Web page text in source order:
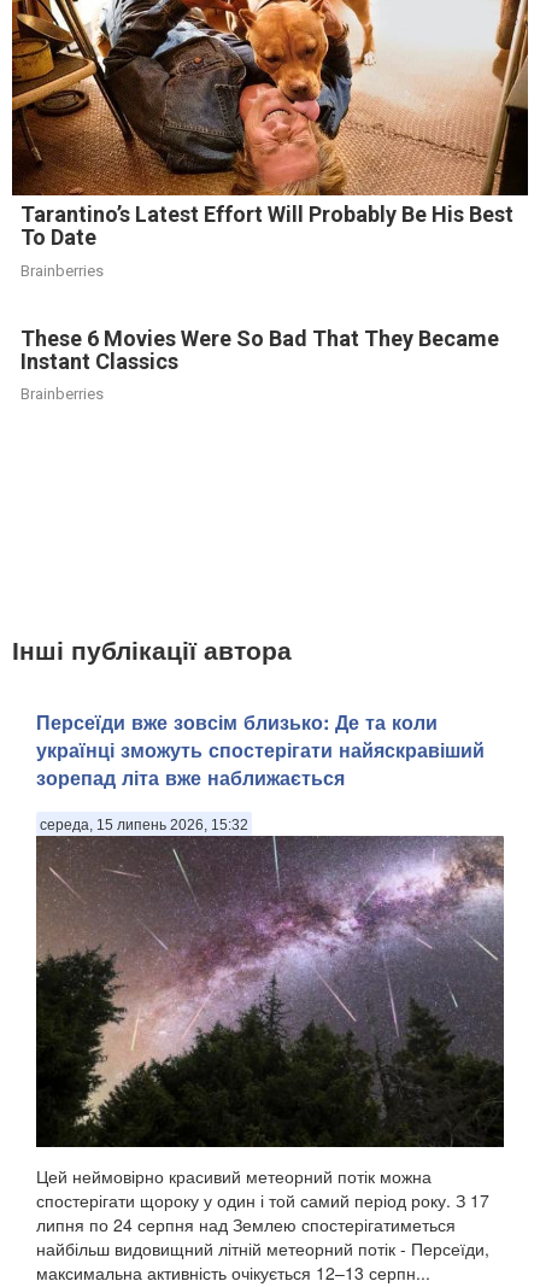
Tarantino’s Latest Effort Will Probably Be His Best
To Date
Brainberries
These 6 Movies Were So Bad That They Became
Instant Classics
Brainberries
Інші публікації автора
Персеїди вже зовсім близько: Де та коли
українці зможуть спостерігати найяскравіший
зорепад літа вже наближається
середа, 15 липень 2026, 15:32
Цей неймовірно красивий метеорний потік можна
спостерігати щороку у один і той самий період року. З 17
липня по 24 серпня над Землею спостерігатиметься
найбільш видовищний літній метеорний потік - Персеїди,
максимальна активність очікується 12–13 серпн...